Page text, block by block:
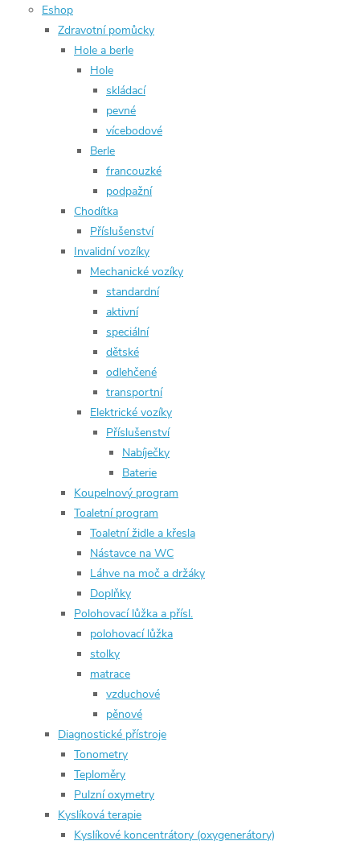
Eshop
Zdravotní pomůcky
Hole a berle
Hole
skládací
pevné
vícebodové
Berle
francouzké
podpažní
Chodítka
Příslušenství
Invalidní vozíky
Mechanické vozíky
standardní
aktivní
speciální
dětské
odlehčené
transportní
Elektrické vozíky
Příslušenství
Nabíječky
Baterie
Koupelnový program
Toaletní program
Toaletní židle a křesla
Nástavce na WC
Láhve na moč a držáky
Doplňky
Polohovací lůžka a přísl.
polohovací lůžka
stolky
matrace
vzduchové
pěnové
Diagnostické přístroje
Tonometry
Teploměry
Pulzní oxymetry
Kyslíková terapie
Kyslíkové koncentrátory (oxygenerátory)